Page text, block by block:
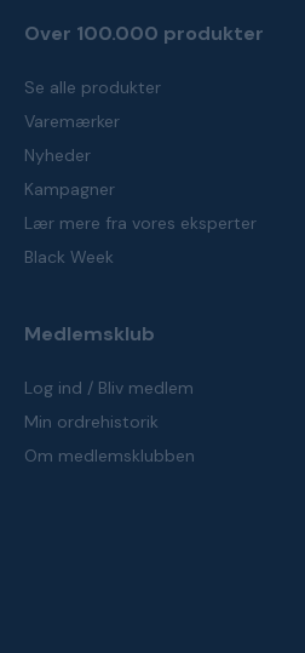
Over 100.000 produkter
Se alle produkter
Varemærker
Nyheder
Kampagner
Lær mere fra vores eksperter
Black Week
Medlemsklub
Log ind / Bliv medlem
Min ordrehistorik
Om medlemsklubben